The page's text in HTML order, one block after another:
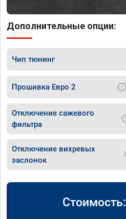
Дополнительные опции:
Чип тюнинг
Прошивка Евро 2
Отключение сажевого
фильтра
Отключение вихревых
заслонок
Стоимость: